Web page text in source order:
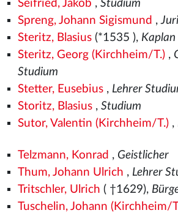
Seifried, Jakob , Studium
Spreng, Johann Sigismund ,
Steritz, Blasius(*1535 ), Kaplan
Steritz, Georg (Kirchheim/T.),
Studium
Stetter, Eusebius, Lehrer
Storitz, Blasius, Studium
Sutor, Valentin (Kirchheim/T.),
Telzmann, Konrad , Geistlicher
Thum, Johann Ulrich , Lehrer
Tritschler, Ulrich ( †1629),
Tuschelin, Johann (Kirchheim/